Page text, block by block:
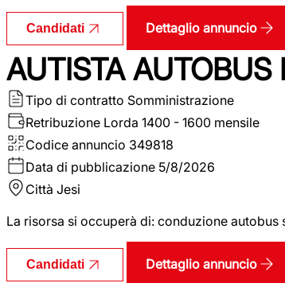
Candidati Dettaglio annuncio
AUTISTA AUTOBUS
Tipo di contratto Somministrazione
Retribuzione Lorda 1400 - 1600 mensile
Codice annuncio 349818
Data di pubblicazione 5/8/2026
Città Jesi
La risorsa si occuperà di: conduzione
Candidati Dettaglio annuncio